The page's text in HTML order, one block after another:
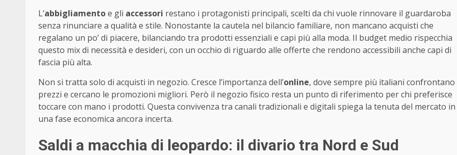
L’abbigliamentoe gli accessori restano i protagonisti principali, scelti da chi vuole rinnovare il guardaroba
senza rinunciare a qualità e stile. Nonostante la cautela nel bilancio familiare, non mancano acquisti che
regalano un po’ di piacere, bilanciando tra prodotti essenziali e capi più alla moda. Il budget medio rispecchia
questo mix di necessità e desideri, con un occhio di riguardo alle offerte che rendono accessibili anche capi di
fascia più alta.
Non si tratta solo di acquisti in negozio. Cresce l’importanza dell’online, dove sempre più italiani confrontano
prezzi e cercano le promozioni migliori. Però il negozio fisico resta un punto di riferimento per chi preferisce
toccare con mano i prodotti. Questa convivenza tra canali tradizionali e digitali spiega la tenuta del mercato in
una fase economica ancora incerta.
Saldi a macchia di leopardo: il divario tra Nord e Sud